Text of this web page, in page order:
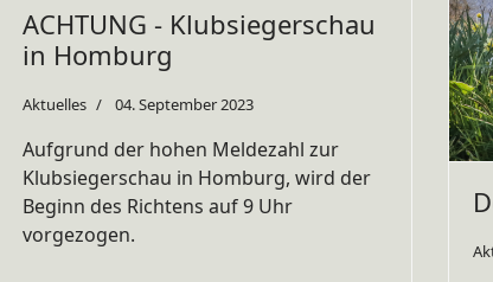
ACHTUNG - Klubsiegerschau
in Homburg
Aktuelles 04. September 2023
Aufgrund der hohen Meldezahl zur
Klubsiegerschau in Homburg, wird der
Beginn des Richtens auf 9 Uhr
vorgezogen.